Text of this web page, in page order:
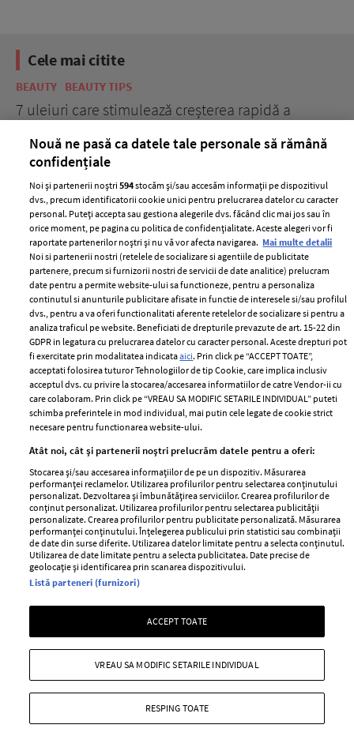
Cele mai citite
BEAUTY BEAUTY TIPS
7 uleiuri care stimulează creșterea rapidă a
ELLE Style Awards
2024
Despre ELLE
Romania
Contact
Abonamente
Termeni si conditii
Politica de
confidențialitate
Politica de cookies
Publicitate
GSP
Unica
Baby
Retete
femei
Viva
Avantaje
Retete practice
Pariază responsabil! Decizia ONJN nr. 821/25.09.2025.
Jocurile de noroc sunt interzise minorilor.
Copyright © 2026 Ringier Romania SRL
Nouă ne pasă ca datele tale personale să rămână
confidențiale
Noi și partenerii noștri594stocăm și/sau accesăm informații pe dispozitivul
dvs., precum identificatorii cookie unici pentru prelucrarea datelor cu caracter
personal. Puteți accepta sau gestiona alegerile dvs. făcând clic mai jos sau în
orice moment, pe pagina cu politica de confidențialitate. Aceste alegeri vor fi
raportate partenerilor noștri și nu vă vor afecta navigarea. Mai multe detalii
Noi si partenerii nostri (retelele de socializare si agentiile de publicitate
partenere, precum si furnizorii nostri de servicii de date analitice) prelucram
date pentru a permite website-ului sa functioneze, pentru a personaliza
continutul si anunturile publicitare afisate in functie de interesele si/sau profilul
dvs., pentru a va oferi functionalitati aferente retelelor de socializare si pentru a
analiza traficul pe website. Beneficiati de drepturile prevazute de art. 15-22 din
GDPR in legatura cu prelucrarea datelor cu caracter personal. Aceste drepturi pot
fi exercitate prin modalitatea indicataaici. Prin click pe “ACCEPT TOATE”,
acceptati folosirea tuturor Tehnologiilor de tip Cookie, care implica inclusiv
acceptul dvs. cu privire la stocarea/accesarea informatiilor de catre Vendor-ii cu
care colaboram. Prin click pe “VREAU SA MODIFIC SETARILE INDIVIDUAL” puteti
schimba preferintele in mod individual, mai putin cele legate de cookie strict
necesare pentru functionarea website-ului.
Atât noi, cât și partenerii noștri prelucrăm datele pentru a oferi:
Stocarea și/sau accesarea informațiilor de pe un dispozitiv. Măsurarea
performanței reclamelor. Utilizarea profilurilor pentru selectarea conținutului
personalizat. Dezvoltarea și îmbunătățirea serviciilor. Crearea profilurilor de
conținut personalizat. Utilizarea profilurilor pentru selectarea publicității
personalizate. Crearea profilurilor pentru publicitate personalizată. Măsurarea
performanței conținutului. Înțelegerea publicului prin statistici sau combinații
de date din surse diferite. Utilizarea datelor limitate pentru a selecta conținutul.
Utilizarea de date limitate pentru a selecta publicitatea. Date precise de
geolocație și identificarea prin scanarea dispozitivului.
Listă parteneri (furnizori)
ACCEPT TOATE
RESPING TOATE
VREAU SA MODIFIC SETARILE INDIVIDUAL